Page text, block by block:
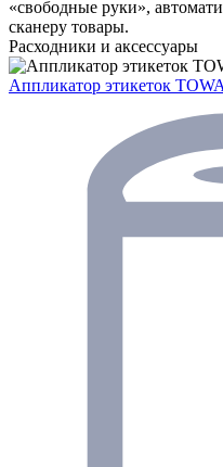
«свободные руки»,
сканеру товары.
Расходники и аксессуары
Аппликатор этикеток